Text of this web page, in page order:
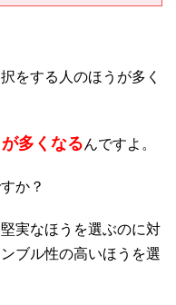
をする人のほうが多く
多くなるんですよ。
か？
実なほうを選ぶのに対
ブル性の高いほうを選